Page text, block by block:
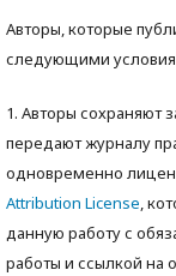
Авторы, которые
следующими
1. Авторы сохраняют
передают журналу
одновременно
Attribution License,
данную работу с
работы и ссылкой на